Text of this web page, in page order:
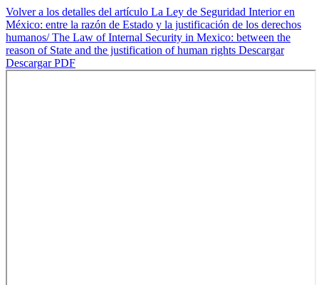
Volver a los detalles del artículo La Ley de Seguridad Interior en
México: entre la razón de Estado y la justificación de los derechos
humanos/ The Law of Internal Security in Mexico: between the
reason of State and the justification of human rights Descargar
Descargar PDF